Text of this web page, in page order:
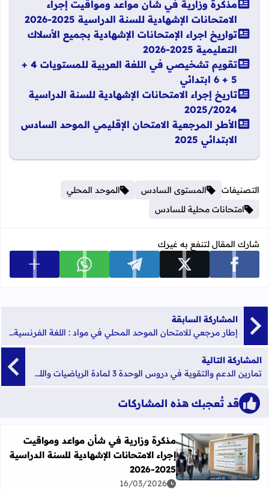
مذكرة وزارية في شأن مواعد ومواقيت إجراء
الامتحانات الإشهادية للسنة الدراسية 2025-2026
تواريخ اجراء الإمتحانات الإشهادية بجميع الأسلاك
التعليمية 2025-2026
تقويم تشخيصي في اللغة العربية للمستويات 4 +
5 + 6 ابتدائي
تاريخ إجراء الامتحانات الإشهادية للسنة الدراسية
2025/2024
الأطر المرجعية الامتحان الإقليمي الموحد السادس
الابتدائي 2025
التصنيفات المستوى السادس
الموحد المحلي
امتحانات محلية للسادس
شارك المقال لتنفع به غيرك
شارك على facebook شارك على x شارك على telegram شارك على whatsapp عرض
المشاركة السابقة
إطار مرجعي للامتحان الموحد المحلي في مواد : اللغة الفرنسية - الرياضيات - النشاط العلمي دورة يناير 2023
المشاركة التالية
تمارين الدعم والتقوية في دروس الوحدة 3 لمادة الرياضيات واللغة الفرنسية للمستوى 5 و 6 ابتدائي
قد تُعجبك هذه المشاركات
اقرأ المزيد عن مذكرة وزارية في شأن مواعد ومواقيت إجراء
مذكرة وزارية في شأن مواعد ومواقيت
إجراء الامتحانات الإشهادية للسنة الدراسية
2025-2026
16/03/2026